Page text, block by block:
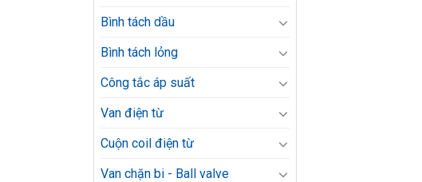
Bình tách dầu
Bình tách lỏng
Công tắc áp suất
Van điện từ
Cuộn coil điện từ
Van chặn bi - Ball valve